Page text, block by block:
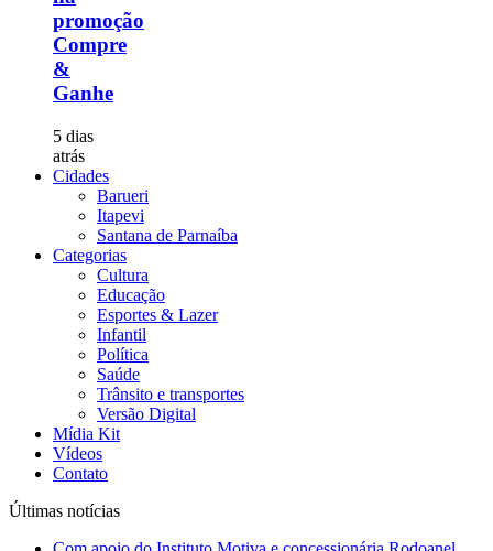
promoção
Compre
&
Ganhe
5 dias
atrás
Cidades
Barueri
Itapevi
Santana de Parnaíba
Categorias
Cultura
Educação
Esportes & Lazer
Infantil
Política
Saúde
Trânsito e transportes
Versão Digital
Mídia Kit
Vídeos
Contato
Últimas notícias